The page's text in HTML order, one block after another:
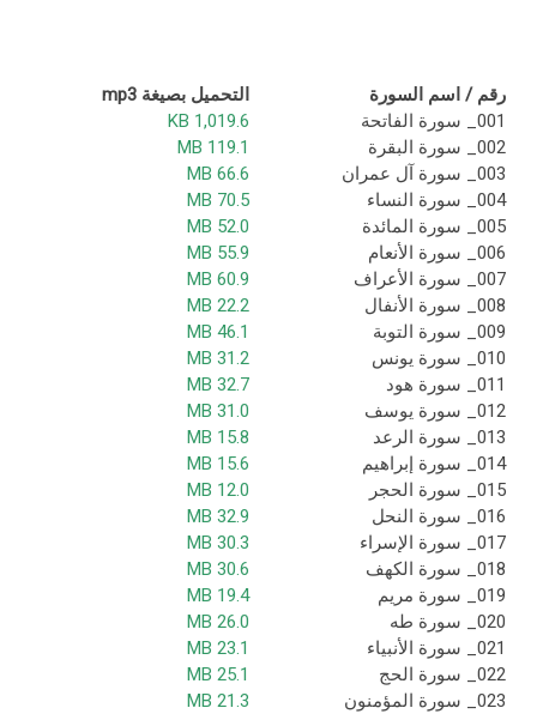
رقم / اسم السورة
التحميل بصيغة mp3
001_ سورة الفاتحة
1,019.6 KB
002_ سورة البقرة
119.1 MB
003_ سورة آل عمران
66.6 MB
004_ سورة النساء
70.5 MB
005_ سورة المائدة
52.0 MB
006_ سورة الأنعام
55.9 MB
007_ سورة الأعراف
60.9 MB
008_ سورة الأنفال
22.2 MB
009_ سورة التوبة
46.1 MB
010_ سورة يونس
31.2 MB
011_ سورة هود
32.7 MB
012_ سورة يوسف
31.0 MB
013_ سورة الرعد
15.8 MB
014_ سورة إبراهيم
15.6 MB
015_ سورة الحجر
12.0 MB
016_ سورة النحل
32.9 MB
017_ سورة الإسراء
30.3 MB
018_ سورة الكهف
30.6 MB
019_ سورة مريم
19.4 MB
020_ سورة طه
26.0 MB
021_ سورة الأنبياء
23.1 MB
022_ سورة الحج
25.1 MB
023_ سورة المؤمنون
21.3 MB